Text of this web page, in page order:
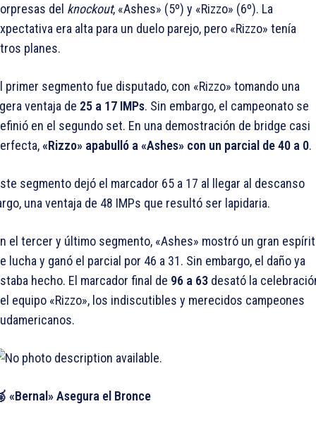
del knockout, «Ashes» (5º) y «Rizzo» (6º). La
era alta para un duelo parejo, pero «Rizzo» tenía
planes.
primer segmento fue disputado, con «Rizzo» tomando una
ventaja de 25 a 17 IMPs. Sin embargo, el campeonato se
en el segundo set. En una demostración de bridge casi
«Rizzo» apabulló a «Ashes» con un parcial de 40 a 0.
segmento dejó el marcador 65 a 17 al llegar al descanso
una ventaja de 48 IMPs que resultó ser lapidaria.
el tercer y último segmento, «Ashes» mostró un gran
lucha y ganó el parcial por 46 a 31. Sin embargo, el daño ya
hecho. El marcador final de 96 a 63desató la
equipo «Rizzo», los indiscutibles y merecidos campeones
«Bernal» Asegura el Bronce